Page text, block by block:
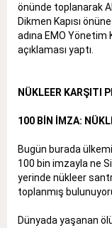
önünde toplanarak
Dikmen Kapısı
adına EMO Yönetim
açıklaması yaptı.
NÜKLEER KARŞITI
100 BİN İMZA:
Bugün burada
100 bin imzayla ne
yerinde nükleer
toplanmış
Dünyada yaşanan